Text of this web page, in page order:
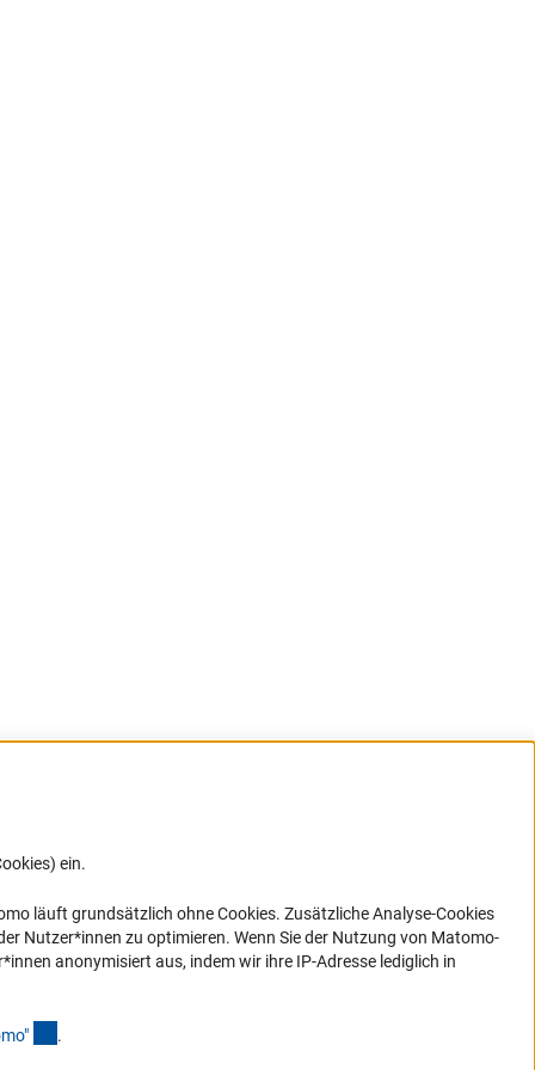
ein.
Link)
läuft grundsätzlich ohne Cookies. Zusätzliche Analyse-Cookies
Nutzer*innen zu optimieren. Wenn Sie der Nutzung von Matomo-
anonymisiert aus, indem wir ihre IP-Adresse lediglich in
" .